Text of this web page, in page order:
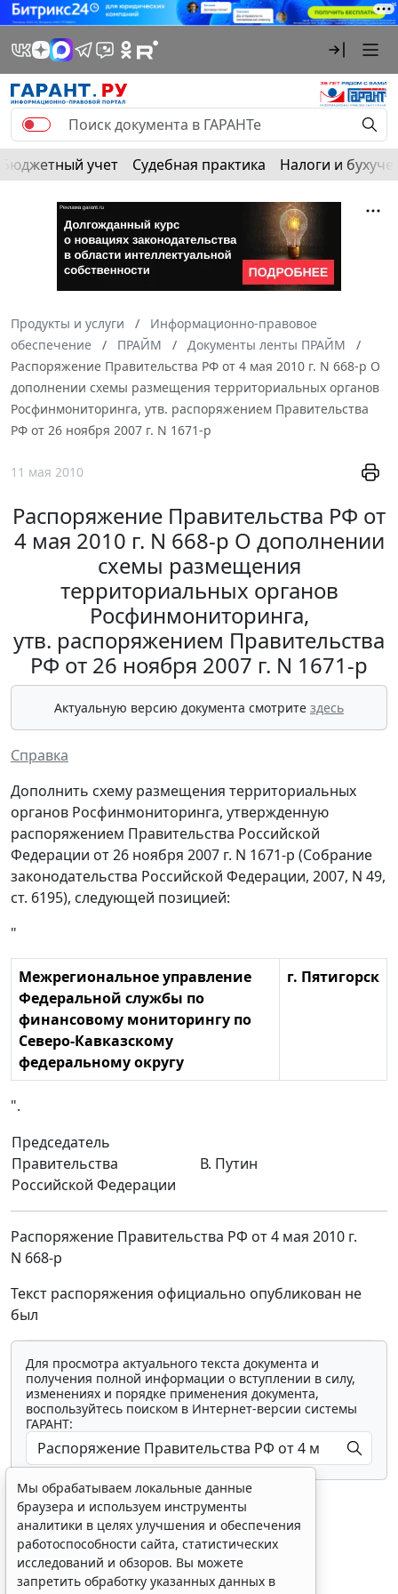
Бюджетный учет Судебная практика Налоги и
Продукты и услуги
Информационно-правовое
обеспечение
ПРАЙМ
Документы ленты ПРАЙМ
Распоряжение Правительства РФ от 4 мая 2010 г. N 668-р О
дополнении схемы размещения территориальных органов
Росфинмониторинга, утв. распоряжением Правительства
РФ от 26 ноября 2007 г. N 1671-р
11 мая 2010
Распоряжение Правительства РФ от
4 мая 2010 г. N 668-р О дополнении
схемы размещения
территориальных органов
Росфинмониторинга,
утв. распоряжением Правительства
РФ от 26 ноября 2007 г. N 1671-р
Актуальную версию документа смотрите здесь
Справка
Дополнить схему размещения территориальных
органов Росфинмониторинга, утвержденную
распоряжением Правительства Российской
Федерации от 26 ноября 2007 г. N 1671-р (Собрание
законодательства Российской Федерации, 2007, N 49,
ст. 6195), следующей позицией:
"
Межрегиональное управление
Федеральной службы по
финансовому мониторингу по
Северо-Кавказскому
федеральному округу
г. Пятигорск
".
Председатель
Правительства
Российской Федерации
В. Путин
Распоряжение Правительства РФ от 4 мая 2010 г.
N 668-р
Текст распоряжения официально опубликован не
был
Для просмотра актуального текста документа и
получения полной информации о вступлении в силу,
изменениях и порядке применения документа,
воспользуйтесь поиском в Интернет-версии системы
ГАРАНТ:
Показать все материалы
браузера и используем инструменты
аналитики в целях улучшения и обеспечения
работоспособности сайта, статистических
исследований и обзоров. Вы можете
запретить обработку указанных данных в
настройках браузера. Пожалуйста,
ознакомьтесь с условиями их обработки
Принять
Erid: 4CQwVszH9pWwojUA9Q3 Реклама